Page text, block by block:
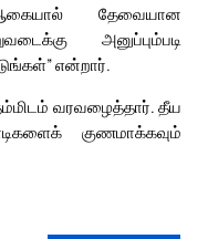
தேவையான
அனுப்பும்படி
என்றார்.
வரவழைத்தார். தீய
குணமாக்கவும்